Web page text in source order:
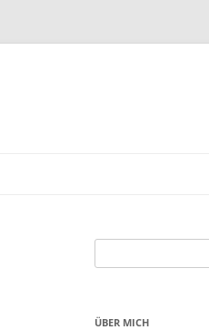
ÜBER MICH